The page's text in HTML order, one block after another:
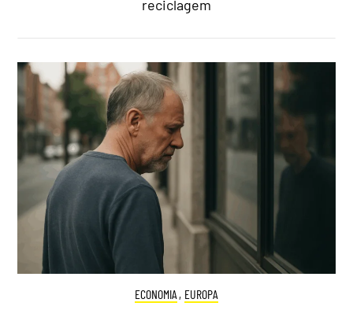
reciclagem
ECONOMIA , EUROPA